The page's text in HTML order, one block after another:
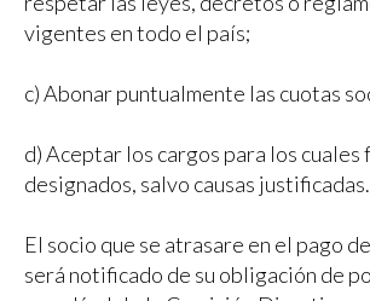
vigentes en todo el país;
c) Abonar puntualmente las cuotas
d) Aceptar los cargos para los cuales
designados, salvo causas justificadas.
El socio que se atrasare en el pago
será notificado de su obligación de